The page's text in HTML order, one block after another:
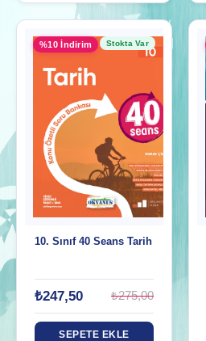
%10 İndirim Stokta Var
10. Sınıf 40 Seans Tarih
₺247,50 ₺275,00
SEPETE EKLE